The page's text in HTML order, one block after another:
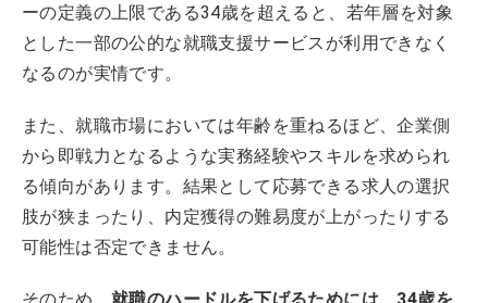
ーの定義の上限である34歳を超えると、若年層を対象
とした一部の公的な就職支援サービスが利用できなく
なるのが実情です。
また、就職市場においては年齢を重ねるほど、企業側
から即戦力となるような実務経験やスキルを求められ
る傾向があります。結果として応募できる求人の選択
肢が狭まったり、内定獲得の難易度が上がったりする
可能性は否定できません。